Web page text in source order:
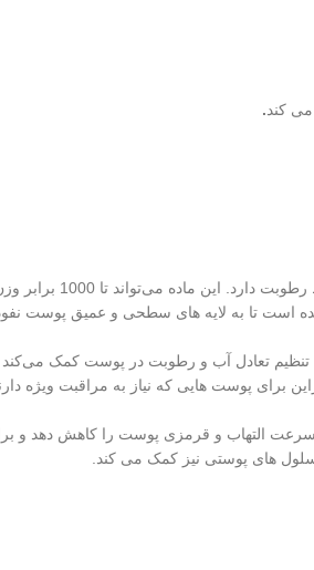
کند.
هیالورونیک اسید یک
است تا به لایه‌ های سطحی و عمیق پوست نفوذ
تنظیم تعادل آب و رطوبت در پوست کمک
برای پوست‌ هایی که نیاز به مراقبت ویژه
التهاب و قرمزی پوست را کاهش دهد و
های پوستی نیز کمک می‌ کند.